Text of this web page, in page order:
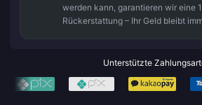
werden kann, garantieren wir eine
Rückerstattung – Ihr Geld bleibt
Unterstützte